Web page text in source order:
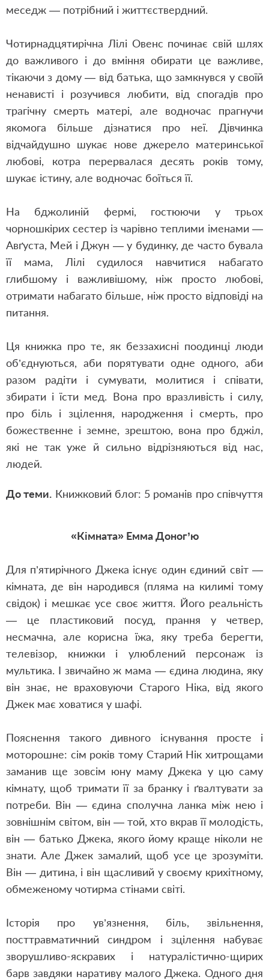
меседж — потрібний і життєствердний.
Чотирнадцятирічна Лілі Овенс починає свій шлях
до важливого і до вміння обирати це важливе,
тікаючи з дому — від батька, що замкнувся у своїй
ненависті і розучився любити, від спогадів про
трагічну смерть матері, але водночас прагнучи
якомога більше дізнатися про неї. Дівчинка
відчайдушно шукає нове джерело материнської
любові, котра перервалася десять років тому,
шукає істину, але водночас боїться її.
На бджолиній фермі, гостюючи у трьох
чорношкірих сестер із чарівно теплими іменами —
Авґуста, Мей і Джун — у будинку, де часто бувала
її мама, Лілі судилося навчитися набагато
глибшому і важливішому, ніж просто любові,
отримати набагато більше, ніж просто відповіді на
питання.
Ця книжка про те, як беззахисні поодинці люди
об’єднуються, аби порятувати одне одного, аби
разом радіти і сумувати, молитися і співати,
збирати і їсти мед. Вона про вразливість і силу,
про біль і зцілення, народження і смерть, про
божественне і земне, зрештою, вона про бджіл,
які не так уже й сильно відрізняються від нас,
людей.
До теми. Книжковий блог: 5 романів про співчуття
«Кімната» Емма Доног’ю
Для п’ятирічного Джека існує один єдиний світ —
кімната, де він народився (пляма на килимі тому
свідок) і мешкає усе своє життя. Його реальність
— це пластиковий посуд, прання у четвер,
несмачна, але корисна їжа, яку треба берегти,
телевізор, книжки і улюблений персонаж із
мультика. І звичайно ж мама — єдина людина, яку
він знає, не враховуючи Старого Ніка, від якого
Джек має ховатися у шафі.
Пояснення такого дивного існування просте і
моторошне: сім років тому Старий Нік хитрощами
заманив ще зовсім юну маму Джека у цю саму
кімнату, щоб тримати її за бранку і ґвалтувати за
потреби. Він — єдина сполучна ланка між нею і
зовнішнім світом, він — той, хто вкрав її молодість,
він — батько Джека, якого йому краще ніколи не
знати. Але Джек замалий, щоб усе це зрозуміти.
Він — дитина, і він щасливий у своєму крихітному,
обмеженому чотирма стінами світі.
Історія про ув’язнення, біль, звільнення,
посттравматичний синдром і зцілення набуває
зворушливо-яскравих і натуралістично-щирих
барв завдяки наративу малого Джека. Одного дня